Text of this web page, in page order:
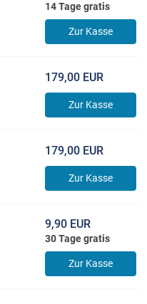
14 Tage gratis
Zur Kasse
179,00 EUR
Zur Kasse
179,00 EUR
Zur Kasse
9,90 EUR
30 Tage gratis
Zur Kasse